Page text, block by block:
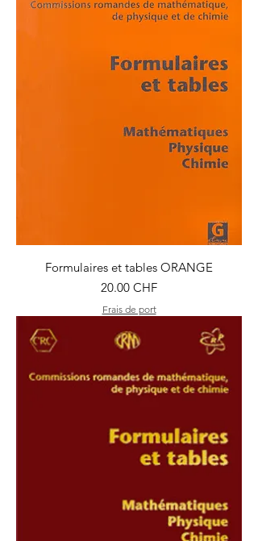
Formulaires et tables ORANGE
Prix
20.00 CHF
Frais de port